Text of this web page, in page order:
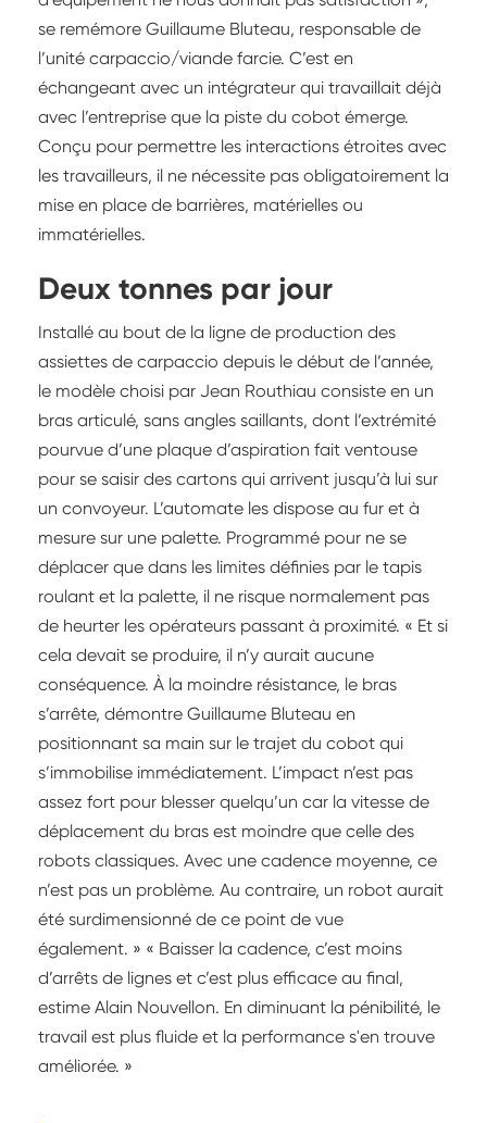
se remémore Guillaume Bluteau, responsable de
l’unité carpaccio/viande farcie. C’est en
échangeant avec un intégrateur qui travaillait déjà
avec l’entreprise que la piste du cobot émerge.
Conçu pour permettre les interactions étroites avec
les travailleurs, il ne nécessite pas obligatoirement la
mise en place de barrières, matérielles ou
immatérielles.
Deux tonnes par jour
Installé au bout de la ligne de production des
assiettes de carpaccio depuis le début de l’année,
le modèle choisi par Jean Routhiau consiste en un
bras articulé, sans angles saillants, dont l’extrémité
pourvue d’une plaque d’aspiration fait ventouse
pour se saisir des cartons qui arrivent jusqu’à lui sur
un convoyeur. L’automate les dispose au fur et à
mesure sur une palette. Programmé pour ne se
déplacer que dans les limites définies par le tapis
roulant et la palette, il ne risque normalement pas
de heurter les opérateurs passant à proximité. « Et si
cela devait se produire, il n’y aurait aucune
conséquence. À la moindre résistance, le bras
s’arrête, démontre Guillaume Bluteau en
positionnant sa main sur le trajet du cobot qui
s’immobilise immédiatement. L’impact n’est pas
assez fort pour blesser quelqu’un car la vitesse de
déplacement du bras est moindre que celle des
robots classiques. Avec une cadence moyenne, ce
n’est pas un problème. Au contraire, un robot aurait
été surdimensionné de ce point de vue
également. » « Baisser la cadence, c’est moins
d’arrêts de lignes et c’est plus efficace au final,
estime Alain Nouvellon. En diminuant la pénibilité, le
travail est plus fluide et la performance s'en trouve
améliorée. »